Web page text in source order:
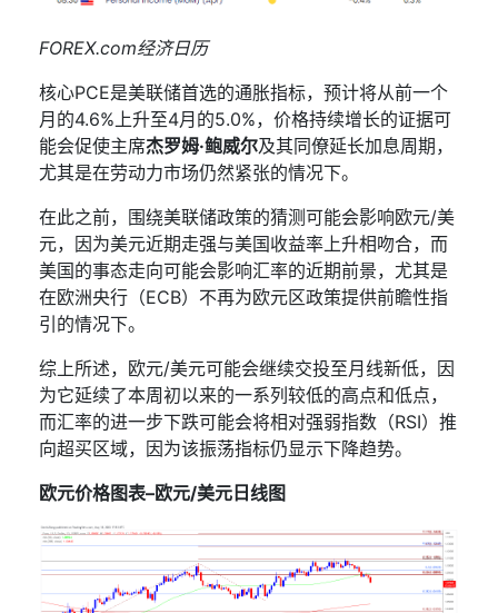
FOREX.com经济日历
核心PCE是美联储首选的通胀指标，预计将从前一个
月的4.6% 上升至4月的5.0%，价格持续增长的证据可
能会促使主席杰罗姆·鲍威尔及其同僚延长加息周期，
尤其是在劳动力市场仍然紧张的情况下。
在此之前，围绕美联储政策的猜测可能会影响欧元/美
元，因为美元近期走强与美国收益率上升相吻合，而
美国的事态走向可能会影响汇率的近期前景，尤其是
在欧洲央行（ECB）不再为欧元区政策提供前瞻性指
引的情况下。
综上所述，欧元/美元可能会继续交投至月线新低，因
为它延续了本周初以来的一系列较低的高点和低点，
而汇率的进一步下跌可能会将相对强弱指数（RSI）推
向超买区域，因为该振荡指标仍显示下降趋势。
欧元价格图表–欧元/美元日线图